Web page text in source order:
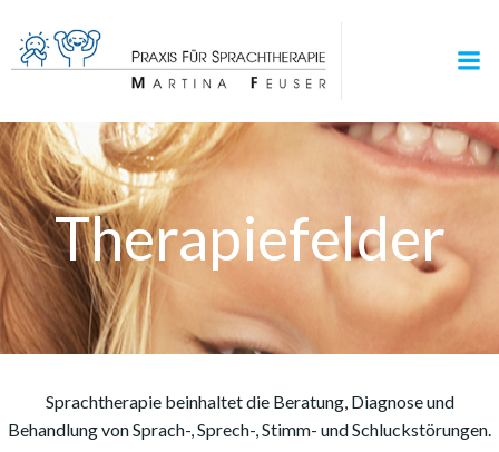
springen
Therapiefelder
Sprachtherapie beinhaltet die Beratung, Diagnose und
Behandlung von Sprach-, Sprech-, Stimm- und Schluckstörungen.